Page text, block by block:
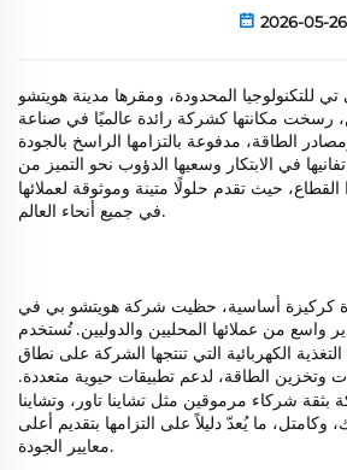
2026-05-26
للتكنولوجيا المحدودة، ومقرها مدينة هويتشو
رسخت مكانتها كشركة رائدة عالميًا في صناعة
الطاقة، مدفوعة بالتزامها الراسخ بالجودة
في الابتكار وسعيها الدؤوب نحو التميز من
حيث تقدم حلولًا متينة وموثوقة لعملائها
في جميع أنحاء العالم.
كركيزة أساسية، حظيت شركة هويتشو بي في
واسع من عملائها المحليين والدوليين.تُستخدم
الكهربائية التي تنتجها الشركة على نطاق
وتخزين الطاقة، لدعم تطبيقات حيوية متعددة.
شركاء مرموقين مثل تشاينا تاور، وتشاينا
وكامتل، ما يُعدّ دليلاً على التزامها بتقديم أعلى
معايير الجودة.